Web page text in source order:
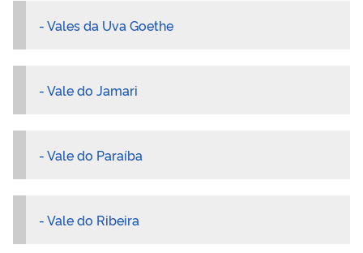
- Vales da Uva Goethe
- Vale do Jamari
- Vale do Paraíba
- Vale do Ribeira